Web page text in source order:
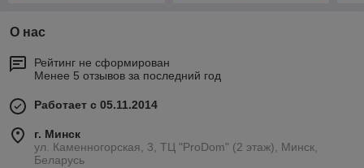
О нас
Рейтинг не сформирован
Менее 5 отзывов за последний год
Работает с 05.11.2014
г. Минск
ул. Каменногорская, 3, ТЦ "ProDom" (2 этаж), Минск,
Беларусь